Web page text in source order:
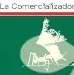
La